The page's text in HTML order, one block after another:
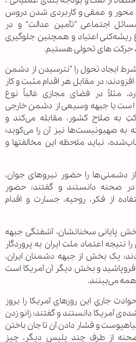
محور و عمقی و کاربردی شدن دروس
اجتماعی "تأمین عدالت" و در
اعتیاد و همچنین جلوگیری
حرکت های تحولی هستیم.
ایجاد تحول را "نترسیدن از دشمن
در مقابل هر اقدام مثبت و کار
مثلاً در فضای مجازی غالباً نوع
است یا جبهه وسیعی از دشمن خارجی
به صلاح کشور، مقابله می‌کند و
به صهیونیست‌ها نیز آن را می‌کوبد؛
نباید ملاحظه این مخالفتها و
دشمنی‌ها را حضور نیروهای جوان،
صحنه دانستند و گفتند: حضور
از فکر، روحیه، جسارت و اقدام
پایانی سخنانشان، آشفتگی جبهه
اعتماد ملت ایران به پروردگار
یک بخش از جبهه دشمنان ایران،
و بخش دیگر آن آمریکا است
همه می‌بینند.
جاریِ این روزهای آمریکا را بروز
آمریکا دانستند و گفتند: زانو زدن
و فشار دادن آن تا جان باختن
از طرف چند پلیس دیگر، چیز